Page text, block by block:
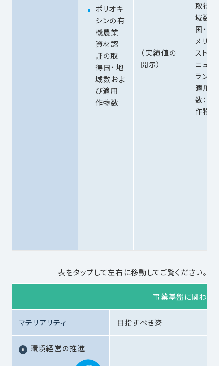
ポリオキ
シンの有
機農業
資材認
証の取
得国・地
域数およ
び適用
作物数
（実績値の
開示）
取得国
域数：
国・地
メリカ
ストラ
ニュ
ランド
適用
数：の
作物
表をタップして左右に移動してご覧ください。
事業基盤に関わる
マテリアリティ 目指すべき姿
環境経営の推進